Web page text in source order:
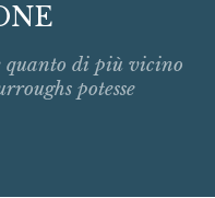
quanto di più vicino
potesse